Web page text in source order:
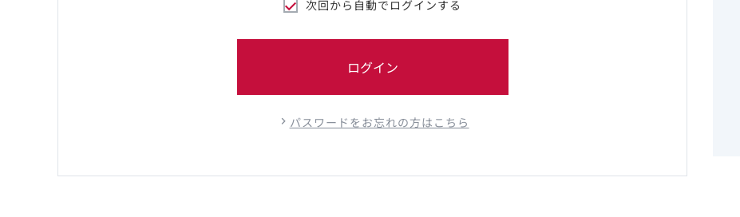
次回から自動でログインする
ログイン
パスワードをお忘れの方はこちら